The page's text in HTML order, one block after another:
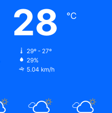
28 ℃
29º - 27º
29%
5.04 km/h